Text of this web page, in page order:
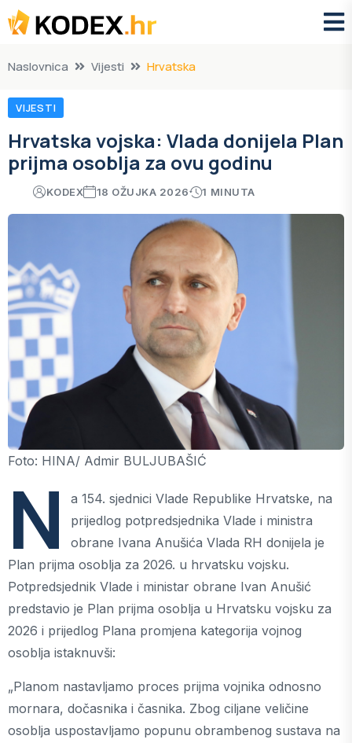
Naslovnica Vijesti Hrvatska
VIJESTI
Hrvatska vojska: Vlada donijela Plan
prijma osoblja za ovu godinu
KODEX 18 OŽUJKA 2026 1 MINUTA
Foto: HINA/ Admir BULJUBAŠIĆ
N
a 154. sjednici Vlade Republike Hrvatske, na
prijedlog potpredsjednika Vlade i ministra
obrane Ivana Anušića Vlada RH donijela je
Plan prijma osoblja za 2026. u hrvatsku vojsku.
Potpredsjednik Vlade i ministar obrane Ivan Anušić
predstavio je Plan prijma osoblja u Hrvatsku vojsku za
2026 i prijedlog Plana promjena kategorija vojnog
osoblja istaknuvši:
„Planom nastavljamo proces prijma vojnika odnosno
mornara, dočasnika i časnika. Zbog ciljane veličine
osoblja uspostavljamo popunu obrambenog sustava na